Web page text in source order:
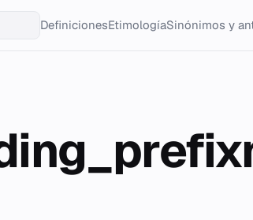
DefinicionesEtimologíaSinónimos y